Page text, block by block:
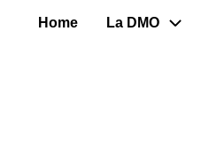
Home La DMO